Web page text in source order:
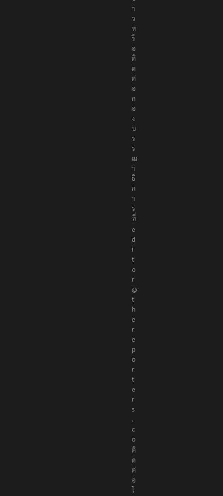
า
ว
ห
รื
อ
ติ
ด
ต่
อ
ก
อ
ง
บ
ร
ร
ณ
า
ธิ
ก
า
ร
ที่
e
d
i
t
o
r
@
t
h
e
r
e
p
o
r
t
e
r
s
.
c
o
ติ
ด
ต่
อ
โ